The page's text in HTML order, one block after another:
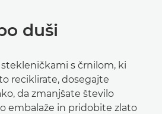
duši
s črnilom, ki
reciklirate, dosegajte
da zmanjšate število
embalaže in pridobite zlato